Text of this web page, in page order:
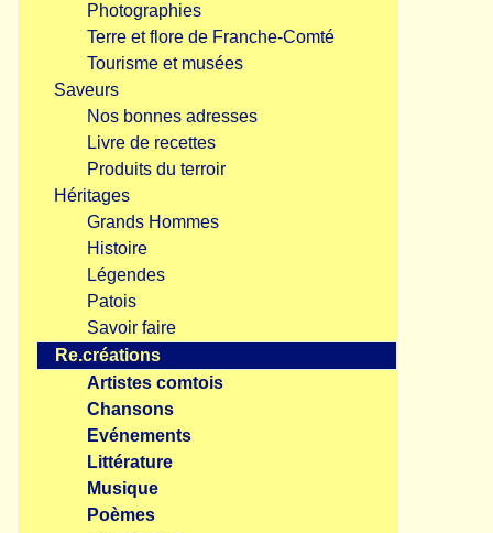
Photographies
Terre et flore de Franche-Comté
Tourisme et musées
Saveurs
Nos bonnes adresses
Livre de recettes
Produits du terroir
Héritages
Grands Hommes
Histoire
Légendes
Patois
Savoir faire
Re.créations
Artistes comtois
Chansons
Evénements
Littérature
Musique
Poèmes